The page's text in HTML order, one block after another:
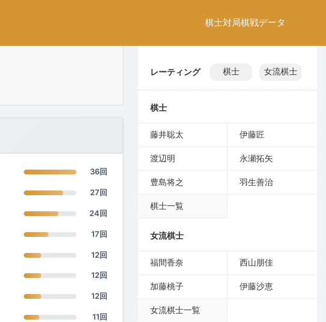
棋士対局棋戦データ
36回
27回
24回
17回
12回
12回
12回
11回
レーティング 棋士 女流棋士
棋士
藤井聡太 伊藤匠
渡辺明 永瀬拓矢
豊島将之 羽生善治
棋士一覧
女流棋士
福間香奈 西山朋佳
加藤桃子 伊藤沙恵
女流棋士一覧